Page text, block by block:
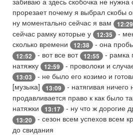
прорезает почему я выбрал скобы
ну моментально сейчас я вам
12:29
сейчас рамку которые у
12:35
-
сколько времени
12:38 - она
12:52 - вот все вот 12:55
- рамка
натяжку
12:59 - проволоки и
13:03 - не было его козимо и
[музыка]
13:09 - натягивая ничего
продавливается право к как было
натяжки
13:17 - ну что ж дорогие
13:20 - сезон всем успехов всем
до свидания